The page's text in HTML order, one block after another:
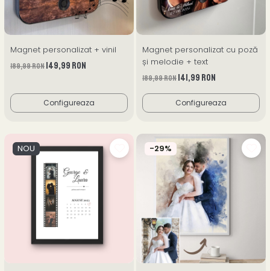
Magnet personalizat + vinil
189,99 RON149,99 RON
Configureaza
Magnet personalizat cu poză
și melodie + text
189,99 RON141,99 RON
Configureaza
NOU -29%